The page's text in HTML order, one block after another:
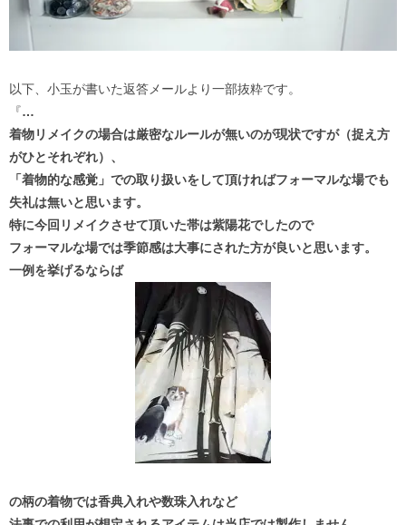
以下、小玉が書いた返答メールより一部抜粋です。
『…
着物リメイクの場合は厳密なルールが無いのが現状ですが（捉え方
がひとそれぞれ）、
「着物的な感覚」での取り扱いをして頂ければフォーマルな場でも
失礼は無いと思います。
特に今回リメイクさせて頂いた帯は紫陽花でしたので
フォーマルな場では季節感は大事にされた方が良いと思います。
一例を挙げるならば
の柄の着物では香典入れや数珠入れなど